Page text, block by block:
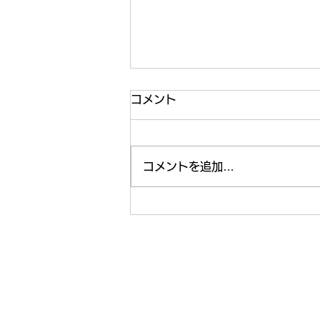
いよいよ納涼祭まであと1週
コメント
コメントを追加…